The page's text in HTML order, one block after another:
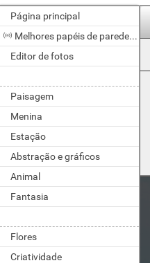
Página principal
Melhores papéis de parede do dia
Editor de fotos
Paisagem
Menina
Estação
Abstração e gráficos
Animal
Fantasia
Flores
Criatividade